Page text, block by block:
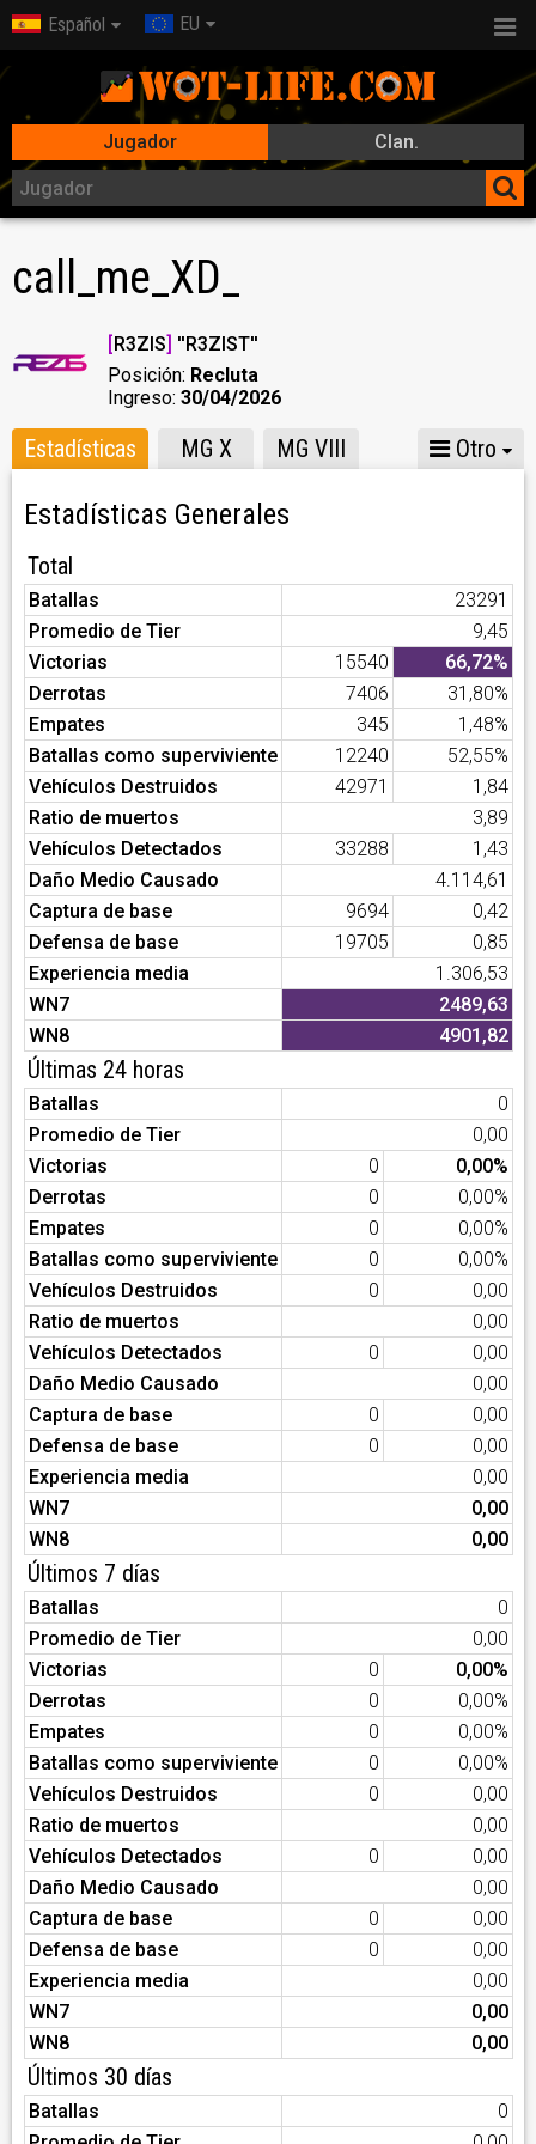
Español EU
Jugador Clan.
call_me_XD_
[R3ZIS] ''R3ZIST''
Posición: Recluta
Ingreso: 30/04/2026
Estadísticas MG X MG VIII Otro
Estadísticas Generales
Total
Batallas
23291
Promedio de Tier
9,45
Victorias
15540
66,72%
Derrotas
7406
31,80%
Empates
345
1,48%
Batallas como superviviente
12240
52,55%
Vehículos Destruidos
42971
1,84
Ratio de muertos
3,89
Vehículos Detectados
33288
1,43
Daño Medio Causado
4.114,61
Captura de base
9694
0,42
Defensa de base
19705
0,85
Experiencia media
1.306,53
WN7
2489,63
WN8
4901,82
Últimas 24 horas
Batallas
0
Promedio de Tier
0,00
Victorias
0
0,00%
Derrotas
0
0,00%
Empates
0
0,00%
Batallas como superviviente
0
0,00%
Vehículos Destruidos
0
0,00
Ratio de muertos
0,00
Vehículos Detectados
0
0,00
Daño Medio Causado
0,00
Captura de base
0
0,00
Defensa de base
0
0,00
Experiencia media
0,00
WN7
0,00
WN8
0,00
Últimos 7 días
Batallas
0
Promedio de Tier
0,00
Victorias
0
0,00%
Derrotas
0
0,00%
Empates
0
0,00%
Batallas como superviviente
0
0,00%
Vehículos Destruidos
0
0,00
Ratio de muertos
0,00
Vehículos Detectados
0
0,00
Daño Medio Causado
0,00
Captura de base
0
0,00
Defensa de base
0
0,00
Experiencia media
0,00
WN7
0,00
WN8
0,00
Últimos 30 días
Batallas
0